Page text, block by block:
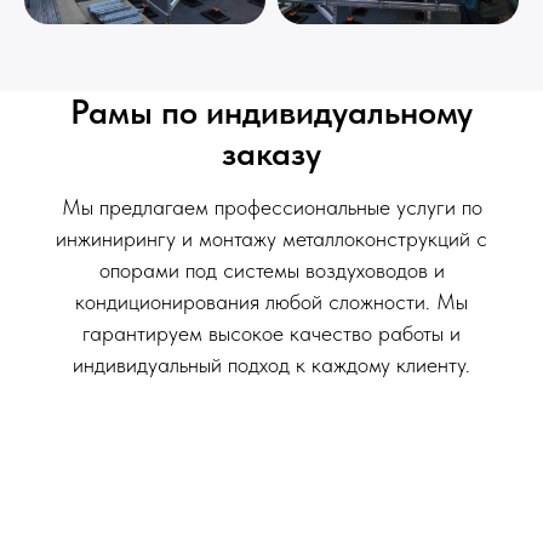
Рамы по индивидуальному
заказу
Мы предлагаем профессиональные услуги по
инжинирингу и монтажу металлоконструкций с
опорами под системы воздуховодов и
кондиционирования любой сложности. Мы
гарантируем высокое качество работы и
индивидуальный подход к каждому клиенту.